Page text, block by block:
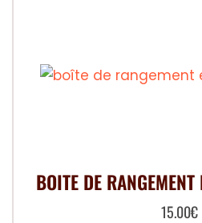
BOITE DE
15.00€